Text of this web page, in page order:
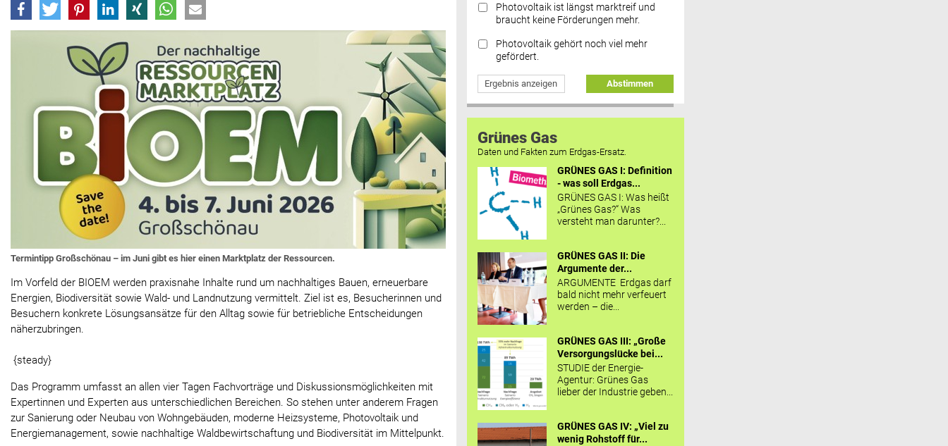
Termintipp Großschönau – im Juni gibt es hier einen Marktplatz der Ressourcen.
Im Vorfeld der BIOEM werden praxisnahe Inhalte rund um nachhaltiges Bauen, erneuerbare
Energien, Biodiversität sowie Wald- und Landnutzung vermittelt. Ziel ist es, Besucherinnen und
Besuchern konkrete Lösungsansätze für den Alltag sowie für betriebliche Entscheidungen
näherzubringen.
{steady}
Das Programm umfasst an allen vier Tagen Fachvorträge und Diskussionsmöglichkeiten mit
Expertinnen und Experten aus unterschiedlichen Bereichen. So stehen unter anderem Fragen
zur Sanierung oder Neubau von Wohngebäuden, moderne Heizsysteme, Photovoltaik und
Energiemanagement, sowie nachhaltige Waldbewirtschaftung und Biodiversität im Mittelpunkt.
Photovoltaik ist längst marktreif und
braucht keine Förderungen mehr.
Photovoltaik gehört noch viel mehr
gefördert.
Ergebnis anzeigen Abstimmen
Grünes Gas
Daten und Fakten zum Erdgas-Ersatz.
GRÜNES GAS I: Definition
- was soll Erdgas...
GRÜNES GAS I: Was heißt
„Grünes Gas?“ Was
versteht man darunter?...
GRÜNES GAS II: Die
Argumente der...
ARGUMENTE Erdgas darf
bald nicht mehr verfeuert
werden – die...
GRÜNES GAS III: „Große
Versorgungslücke bei...
STUDIE der Energie-
Agentur: Grünes Gas
lieber der Industrie geben...
GRÜNES GAS IV: „Viel zu
wenig Rohstoff für...